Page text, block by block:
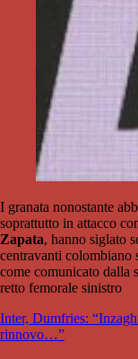
I granata nonostante
soprattutto in attacco
Zapata, hanno siglato
centravanti colombiano
come comunicato dalla
retto femorale sinistro
Inter, Dumfries:
rinnovo…”